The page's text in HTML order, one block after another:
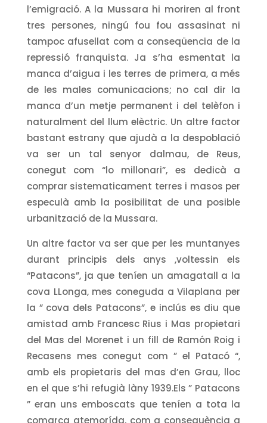
l’emigració. A la Mussara hi moriren al front
tres persones, ningú fou fou assasinat ni
tampoc afusellat com a conseqüencia de la
repressió franquista. Ja s’ha esmentat la
manca d’aigua i les terres de primera, a més
de les males comunicacions; no cal dir la
manca d’un metje permanent i del telèfon i
naturalment del llum elèctric. Un altre factor
bastant estrany que ajudà a la despoblació
va ser un tal senyor dalmau, de Reus,
conegut com “lo millonari”, es dedicà a
comprar sistematicament terres i masos per
especulà amb la posibilitat de una posible
urbanització de la Mussara.
Un altre factor va ser que per les muntanyes
durant principis dels anys ,voltessin els
“Patacons”, ja que teníen un amagatall a la
cova LLonga, mes coneguda a Vilaplana per
la ” cova dels Patacons”, e inclús es diu que
amistad amb Francesc Rius i Mas propietari
del Mas del Morenet i un fill de Ramón Roig i
Recasens mes conegut com ” el Patacó “,
amb els propietaris del mas d’en Grau, lloc
en el que s’hi refugià làny 1939.Els ” Patacons
” eran uns emboscats que teníen a tota la
comarca atemorída, com a consequència a